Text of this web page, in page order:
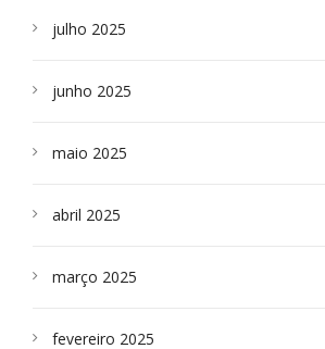
julho 2025
junho 2025
maio 2025
abril 2025
março 2025
fevereiro 2025